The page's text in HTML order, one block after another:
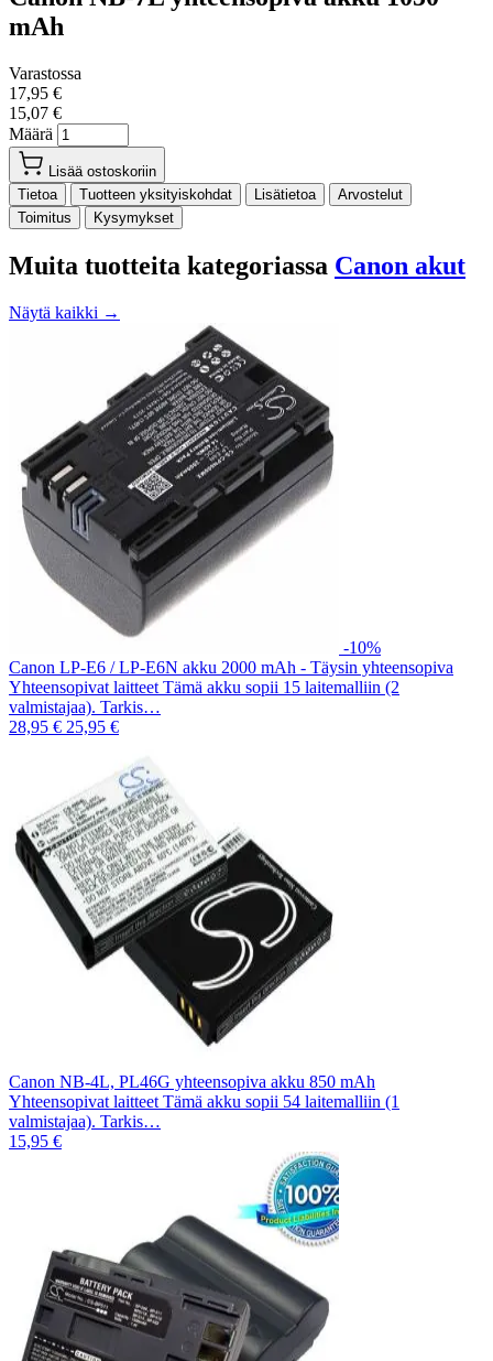
mAh
Varastossa
17,95 €
15,07 €
Määrä
Lisää ostoskoriin
Tietoa
Tuotteen yksityiskohdat Lisätietoa
Arvostelut
Toimitus
Kysymykset
Muita tuotteita kategoriassa Canon akut
Näytä kaikki →
-10%
Canon LP-E6 / LP-E6N akku 2000 mAh - Täysin yhteensopiva
Yhteensopivat laitteet Tämä akku sopii 15 laitemalliin (2
valmistajaa). Tarkis…
28,95 € 25,95 €
Canon NB-4L, PL46G yhteensopiva akku 850 mAh
Yhteensopivat laitteet Tämä akku sopii 54 laitemalliin (1
valmistajaa). Tarkis…
15,95 €